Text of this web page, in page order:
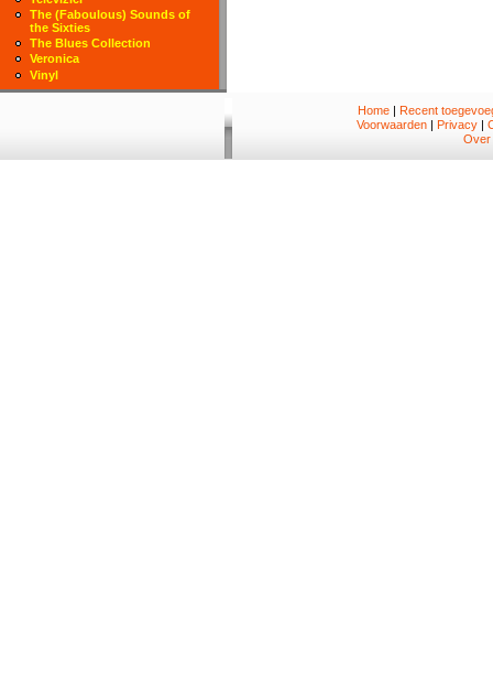
The (Faboulous) Sounds of
the Sixties
The Blues Collection
Veronica
Vinyl
Home|
Recent
Voorwaarden
Privacy
Over